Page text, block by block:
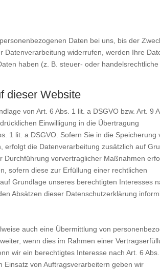
Daten bei uns, bis der
Datenverarbeitung widerrufen, werden Ihre
haben (z. B. steuer- oder handelsrechtliche
dieser Website
von Art. 6 Abs. 1 lit. a DSGVO bzw. Art. 9
Einwilligung in die Übertragung
1 lit. a DSGVO. Sofern Sie in die Speicherung
die Datenverarbeitung zusätzlich auf
vorvertraglicher Maßnahmen
sofern diese zur Erfüllung einer rechtlichen
Grundlage unseres berechtigten Interesses
Absätzen dieser Datenschutzerklärung
auch eine Übermittlung von
wenn dies im Rahmen einer
wir ein berechtigtes Interesse nach Art. 6
von Auftragsverarbeitern geben wir